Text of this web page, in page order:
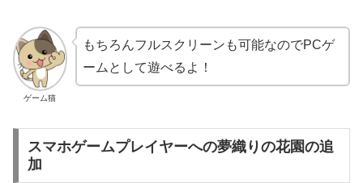
ゲーム猫
もちろんフルスクリーンも可能なのでPCゲ
ームとして遊べるよ！
スマホゲームプレイヤーへの夢織りの花園の追
加